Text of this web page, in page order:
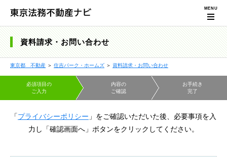
資料請求・お問い合わせ
東京都 不動産 ＞ 住吉パーク・ホームズ ＞ 資料請求・お問い合わせ
必須項目の
ご入力
内容の
ご確認
お手続き
完了
「プライバシーポリシー 」をご確認いただいた後、必要事項を入
力し「確認画面へ」ボタンをクリックしてください。